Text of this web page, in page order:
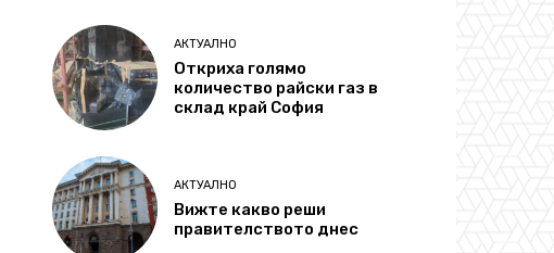
АКТУАЛНО
Откриха голямо
количество райски газ в
склад край София
АКТУАЛНО
Вижте какво реши
правителството днес